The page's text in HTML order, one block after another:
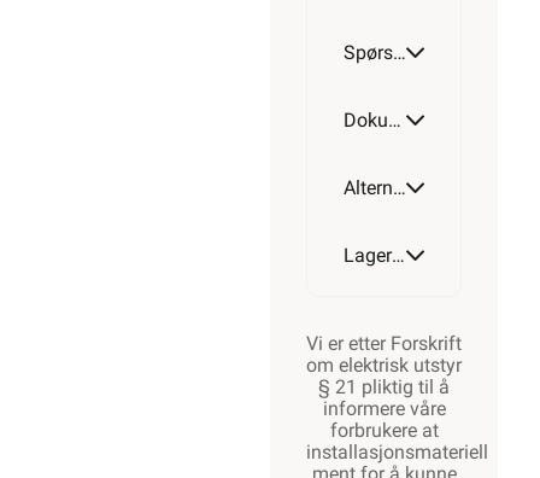
Spørsmål og svar
Dokumentasjon
Alternative artikler
Lagerstatus
Vi er etter Forskrift
om elektrisk utstyr
§ 21 pliktig til å
informere våre
forbrukere at
installasjonsmateriell